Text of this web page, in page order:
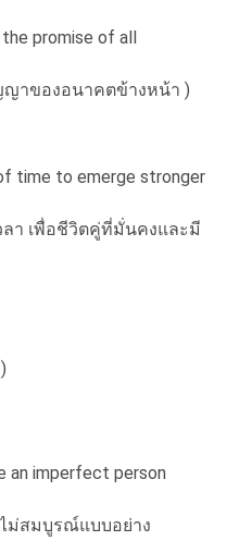
promise of all
าของอนาคตข้างหน้า )
time to emerge stronger
า เพื่อชีวิตคู่ที่มั่นคงและมี
an imperfect person
ม่สมบูรณ์แบบอย่าง